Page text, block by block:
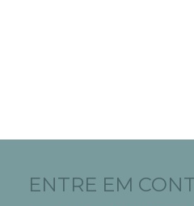
ENTRE EM